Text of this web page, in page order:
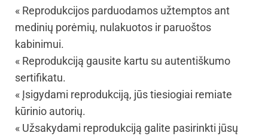
« Reprodukcijos parduodamos užtemptos ant
medinių porėmių, nulakuotos ir paruoštos
kabinimui.
« Reprodukciją gausite kartu su autentiškumo
sertifikatu.
« Įsigydami reprodukciją, jūs tiesiogiai remiate
kūrinio autorių.
« Užsakydami reprodukciją galite pasirinkti jūsų